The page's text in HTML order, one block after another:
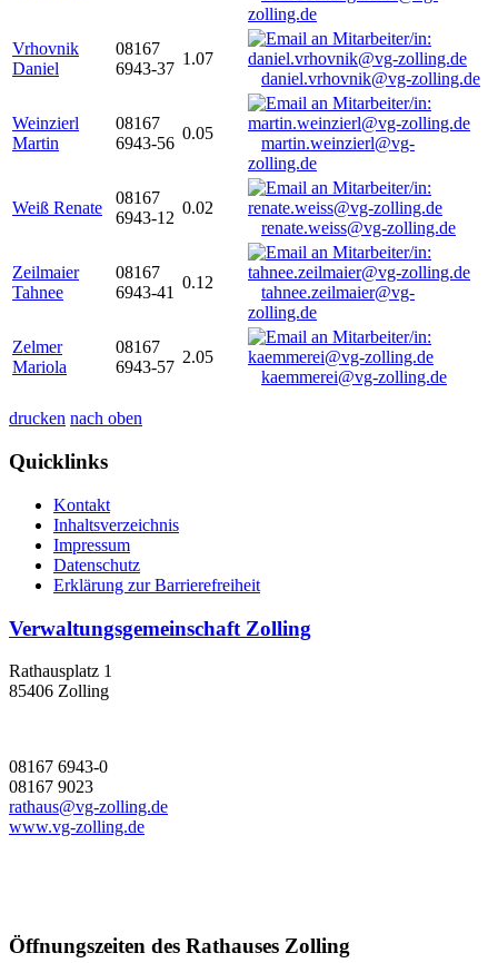
zolling.de
Vrhovnik
Daniel
08167
6943-37
1.07
daniel.vrhovnik@vg-zolling.de
Weinzierl
Martin
08167
6943-56
0.05
martin.weinzierl@vg-
zolling.de
Weiß Renate
08167
6943-12
0.02
renate.weiss@vg-zolling.de
Zeilmaier
Tahnee
08167
6943-41
0.12
tahnee.zeilmaier@vg-
zolling.de
Zelmer
Mariola
08167
6943-57
2.05
kaemmerei@vg-zolling.de
drucken nach oben
Quicklinks
Kontakt
Inhaltsverzeichnis
Impressum
Datenschutz
Erklärung zur Barrierefreiheit
Verwaltungsgemeinschaft Zolling
Rathausplatz 1
85406 Zolling
08167 6943-0
08167 9023
rathaus@vg-zolling.de
www.vg-zolling.de
Öffnungszeiten des Rathauses Zolling